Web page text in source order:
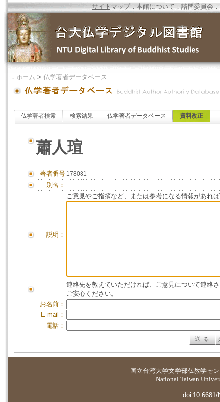
サイトマップ．本館について ．諮問委員会 ．
． ホーム > 仏学著者データベース
仏学著者検索 検索結果 仏学著者データベース 資料改正
蕭人瑄
著者番号 178081
別名：
説明：
ご意見やご指摘など、または参考になる情報があれ
連絡先を教えていただければ、ご意見について連絡
ご安心ください。
お名前：
E-mail：
電話：
国立台湾大学文学部仏教学セ
National Taiwan
doi:10.6681/